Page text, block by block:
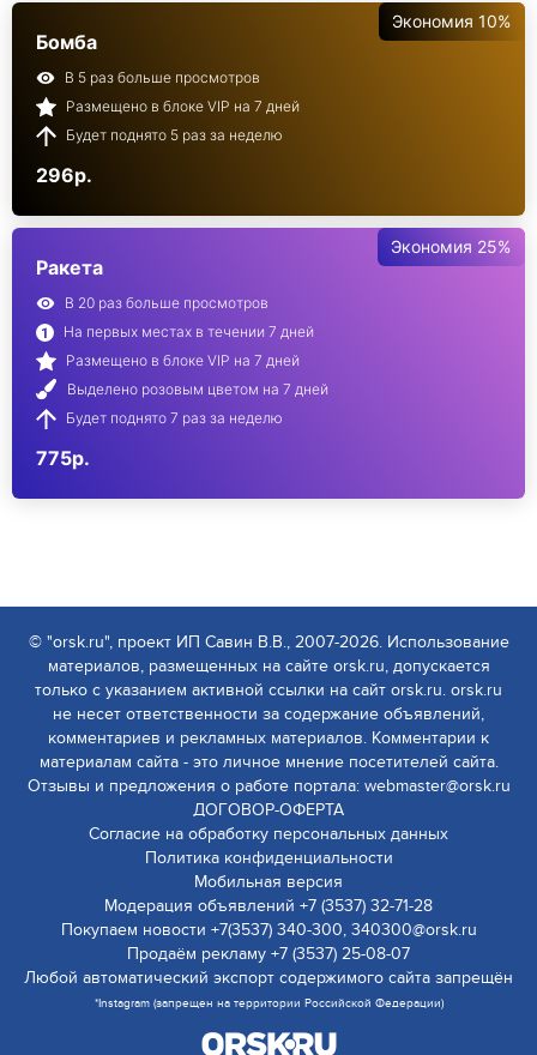
Экономия 10%
Бомба
В 5 раз больше просмотров
Размещено в блоке VIP на 7 дней
Будет поднято 5 раз за неделю
296р.
Экономия 25%
Ракета
В 20 раз больше просмотров
На первых местах в течении 7 дней
Размещено в блоке VIP на 7 дней
Выделено розовым цветом на 7 дней
Будет поднято 7 раз за неделю
775р.
© "orsk.ru", проект ИП Савин В.В., 2007-2026. Использование
материалов, размещенных на сайте orsk.ru, допускается
только с указанием активной ссылки на сайт orsk.ru. orsk.ru
не несет ответственности за содержание объявлений,
комментариев и рекламных материалов. Комментарии к
материалам сайта - это личное мнение посетителей сайта.
Отзывы и предложения о работе портала: webmaster@orsk.ru
ДОГОВОР-ОФЕРТА
Согласие на обработку персональных данных
Политика конфиденциальности
Мобильная версия
Модерация объявлений +7 (3537) 32-71-28
Покупаем новости +7(3537) 340-300, 340300@orsk.ru
Продаём рекламу +7 (3537) 25-08-07
Любой автоматический экспорт содержимого сайта запрещён
*Instagram (запрещен на территории Российской Федерации)